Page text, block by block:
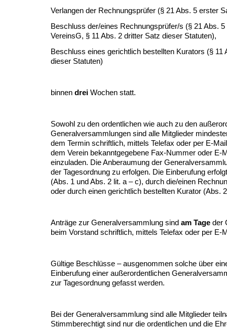
Verlangen der Rechnungsprüfer (§ 21 Abs. 5 erster
Beschluss der/eines Rechnungsprüfer/s (§ 21 Abs.
VereinsG, § 11 Abs. 2 dritter Satz dieser Statuten),
Beschluss eines gerichtlich bestellten Kurators (§ 11
dieser Statuten)
binnen drei Wochen statt.
Sowohl zu den ordentlichen wie auch zu den
Generalversammlungen sind alle Mitglieder
dem Termin schriftlich, mittels Telefax oder per E-
dem Verein bekanntgegebene Fax-Nummer oder E-
einzuladen. Die Anberaumung der
der Tagesordnung zu erfolgen. Die Einberufung
(Abs. 1 und Abs. 2 lit. a – c), durch die/einen
oder durch einen gerichtlich bestellten Kurator (Abs.
Anträge zur Generalversammlung sind am Tage der
beim Vorstand schriftlich, mittels Telefax oder per E-
Gültige Beschlüsse – ausgenommen solche über
Einberufung einer außerordentlichen
zur Tagesordnung gefasst werden.
Bei der Generalversammlung sind alle Mitglieder
Stimmberechtigt sind nur die ordentlichen und die